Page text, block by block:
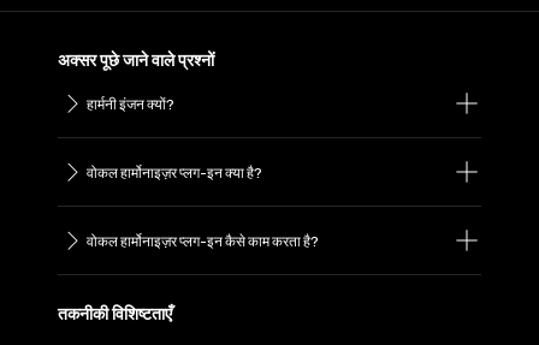
अक्सर पूछे जाने वाले प्रश्नों
हार्मनी इंजन क्यों?
वोकल हार्मोनाइज़र प्लग-इन क्या है?
वोकल हार्मोनाइज़र प्लग-इन कैसे काम करता है?
तकनीकी विशिष्टताएँ